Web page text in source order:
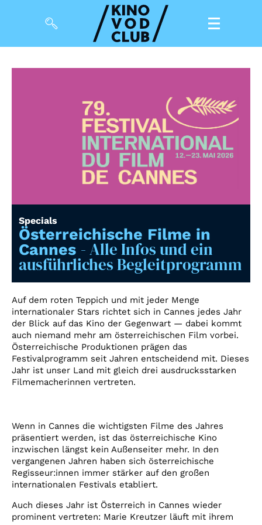
Kuratierungen
Events
So geht’s
Filmpakete
Gutscheine
& Filmpässe
Account
Specials
Österreichische Filme in
Cannes - Alle Infos und ein
ausführliches Begleitprogramm
Auf dem roten Teppich und mit jeder Menge
internationaler Stars richtet sich in Cannes jedes Jahr
der Blick auf das Kino der Gegenwart — dabei kommt
auch niemand mehr am österreichischen Film vorbei.
Österreichische Produktionen prägen das
Festivalprogramm seit Jahren entscheidend mit. Dieses
Jahr ist unser Land mit gleich drei ausdrucksstarken
Filmemacherinnen vertreten.
Wenn in Cannes die wichtigsten Filme des Jahres
präsentiert werden, ist das österreichische Kino
inzwischen längst kein Außenseiter mehr. In den
vergangenen Jahren haben sich österreichische
Regisseur:innen immer stärker auf den großen
internationalen Festivals etabliert.
Auch dieses Jahr ist Österreich in Cannes wieder
prominent vertreten: Marie Kreutzer läuft mit ihrem